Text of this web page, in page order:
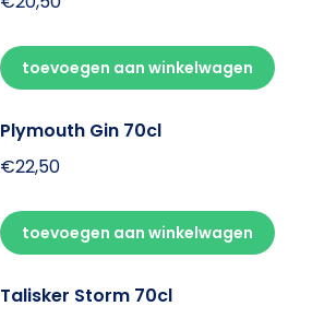
toevoegen aan winkelwagen
Plymouth Gin 70cl
€22,50
toevoegen aan winkelwagen
Talisker Storm 70cl